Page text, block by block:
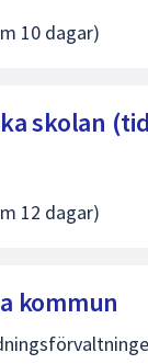
10 dagar)
skolan
12 dagar)
kommun